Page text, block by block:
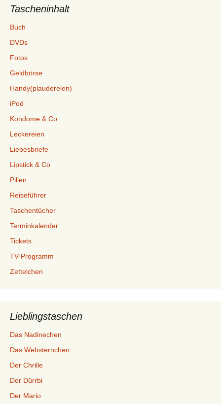
Tascheninhalt
Buch
DVDs
Fotos
Geldbörse
Handy(plaudereien)
iPod
Kondome & Co
Leckereien
Liebesbriefe
Lipstick & Co
Pillen
Reiseführer
Taschentücher
Terminkalender
Tickets
TV-Programm
Zettelchen
Lieblingstaschen
Das Nadinechen
Das Websternchen
Der Chrille
Der Dürrbi
Der Mario